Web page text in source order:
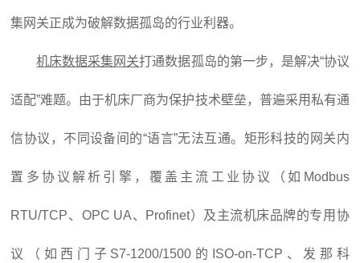
集网关正成为破解数据孤岛的行业利器。
机床数据采集网关打通数据孤岛的第一步，是解决“协议
适配”难题。由于机床厂商为保护技术壁垒，普遍采用私有通
信协议，不同设备间的“语言”无法互通。矩形科技的网关内
置多协议解析引擎，覆盖主流工业协议（如Modbus
RTU/TCP、OPC UA、Profinet）及主流机床品牌的专用协
议（如西门子S7-1200/1500的ISO-on-TCP、发那科